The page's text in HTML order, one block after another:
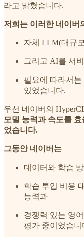
라고 밝혔습니다.
저희는 이러한 네이버
자체 LLM(대규
그리고 AI를 서
필요에 따라서
있었습니다.
우선 네이버의
모델 능력과 속도를
었습니다.
그동안 네이버는
데이터와 학습
학습 투입 비용
능력과
경쟁력 있는 영
평가 중이었습니